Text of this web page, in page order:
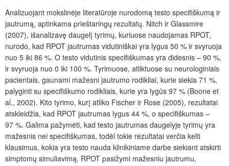
Analizuojant mokslinėje literatūroje nurodomą testo specifiškumą ir
jautrumą, aptinkama prieštaringų rezultatų. Nitch ir Glassmire
(2007), išanalizavę daugelį tyrimų, kuriuose naudojamas RPOT,
nurodo, kad RPOT jautrumas vidutiniškai yra lygus 50 % ir svyruoja
nuo 5 iki 86 %. O testo vidutinis specifiškumas yra didesnis – 90 %,
ir svyruoja nuo 0 iki 100 %. Tyrimuose, atliktuose su neurologiniais
pacientais, gaunami mažesni jautrumo rodikliai, kurie siekia 71 %,
palyginti su specifiškumo rodikliais, kurie yra lygūs 97 % (Boone et
al., 2002). Kito tyrimo, kurį atliko Fischer ir Rose (2005), rezultatai
atskleidžia, kad RPOT jautrumas lygus 44 %, o specifiškumas –
97 %. Galima pažymėti, kad testo jautrumas daugelyje tyrimų yra
mažesnis nei specifiškumas, todėl tokie rezultatai verčia kelti
klausimus, kokia yra testo nauda klinikiniame darbe siekiant atskirti
simptomų simuliavimą. RPOT pasižymi mažesniu jautrumu,